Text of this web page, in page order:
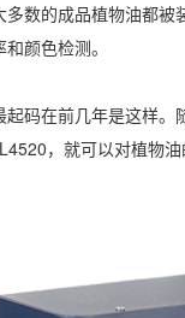
数的成品植物油都
颜色检测。
码在前几年是这样
，就可以对植物油